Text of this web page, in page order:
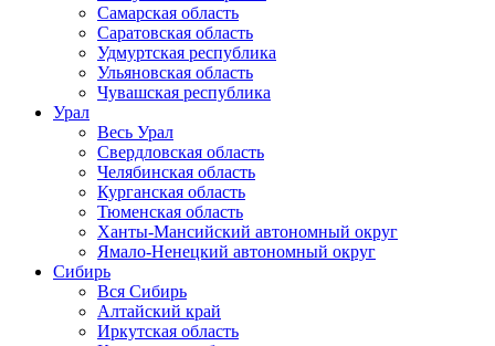
Самарская область
Саратовская область
Удмуртская республика
Ульяновская область
Чувашская республика
Урал
Весь Урал
Свердловская область
Челябинская область
Курганская область
Тюменская область
Ханты-Мансийский автономный округ
Ямало-Ненецкий автономный округ
Сибирь
Вся Сибирь
Алтайский край
Иркутская область